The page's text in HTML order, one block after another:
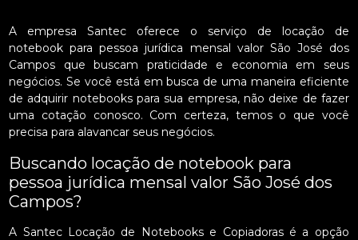
A empresa Santec oferece o serviço de locação de
notebook para pessoa jurídica mensal valor São José dos
Campos que buscam praticidade e economia em seus
negócios. Se você está em busca de uma maneira eficiente
de adquirir notebooks para sua empresa, não deixe de fazer
uma cotação conosco. Com certeza, temos o que você
precisa para alavancar seus negócios.
Buscando locação de notebook para
pessoa jurídica mensal valor São José dos
Campos?
A Santec Locação de Notebooks e Copiadoras é a opção